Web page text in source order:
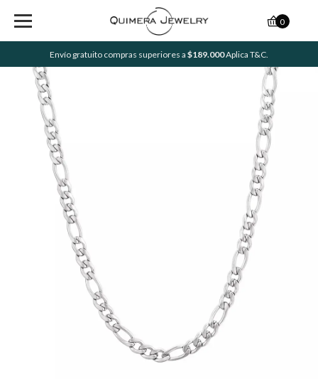
Envío gratuito compras superiores a $189.000Aplica T&C.
0